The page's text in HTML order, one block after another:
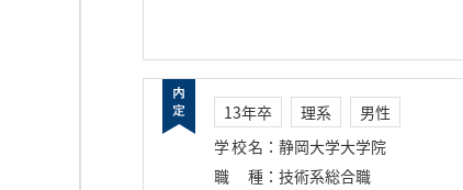
13年卒 理系
男性
学校名 ： 静岡大学大学院
職種 ： 技術系総合職